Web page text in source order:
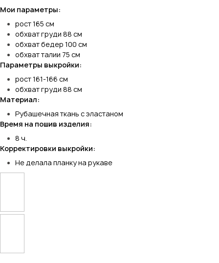
Мои параметры:
рост 165 см
обхват груди 88 см
обхват бедер 100 см
обхват талии 75 см
Параметры выкройки:
рост 161-166 см
обхват груди 88 см
Материал:
Рубашечная ткань с эластаном
Время на пошив изделия:
8 ч.
Корректировки выкройки:
Не делала планку на рукаве